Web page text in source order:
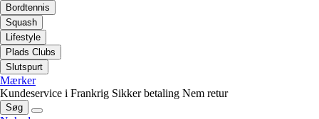
Bordtennis
Squash
Lifestyle
Plads Clubs
Slutspurt
Mærker
Kundeservice i Frankrig Sikker betaling Nem retur
Søg